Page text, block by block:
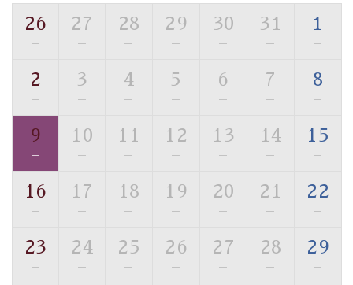
・諏訪大社4社を巡る無料参拝バス（事前予約制）
・館内着をご用意
・環境に配慮したアメニティをご用意
・館内フリーWi-Fi
・駐車場完備
・チェックイン15時、チェックアウト10時
【お食事】
・個室料亭で個室食
・朝食はこだわりの味噌汁をはじめとした和定食
【温泉】
26
—
27
—
28
—
29
—
30
—
31
—
1
—
2
—
3
—
4
—
5
—
6
—
7
—
8
—
9
—
10
—
11
—
12
—
13
—
14
—
15
—
16
—
17
—
18
—
19
—
20
—
21
—
22
—
23
—
24
—
25
—
26
—
27
—
28
—
29
—